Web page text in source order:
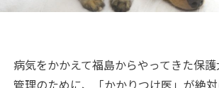
病気をかかえて福島からやってきた保
管理のために、「かかりつけ医」が絶対